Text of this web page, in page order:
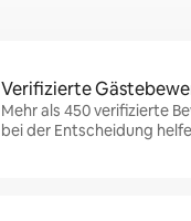
Verifizierte
Mehr als 450 verifizierte
bei der Entscheidung